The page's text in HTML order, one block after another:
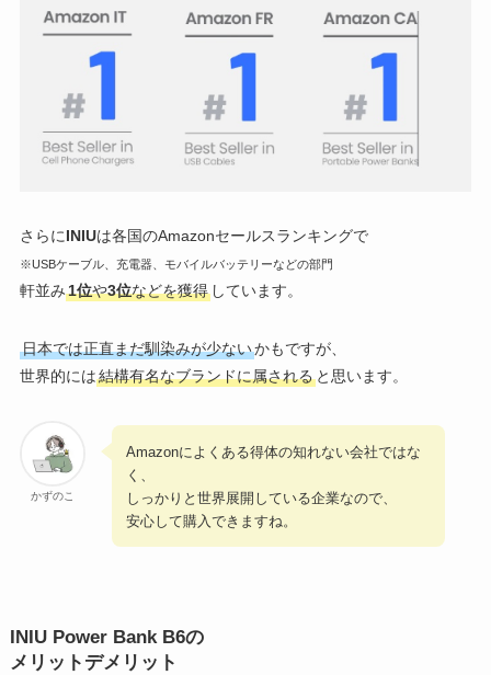
さらにINIUは各国のAmazonセールスランキングで
※USBケーブル、充電器、モバイルバッテリーなどの部門
軒並み1位や3位などを獲得しています。
日本では正直まだ馴染みが少ないかもですが、
世界的には結構有名なブランドに属されると思います。
かずのこ
Amazonによくある得体の知れない会社ではな
く、
しっかりと世界展開している企業なので、
安心して購入できますね。
INIU Power Bank B6の
メリットデメリット